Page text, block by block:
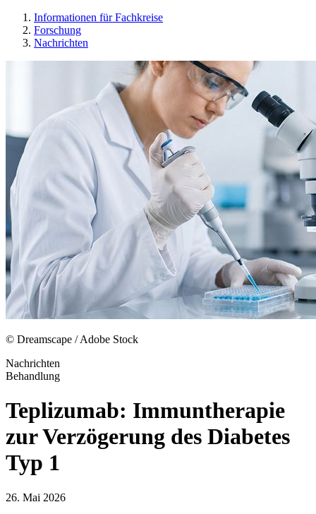
Informationen für Fachkreise
Forschung
Nachrichten
© Dreamscape / Adobe Stock
Nachrichten
Behandlung
Teplizumab: Immuntherapie
zur Verzögerung des Diabetes
Typ 1
26. Mai 2026